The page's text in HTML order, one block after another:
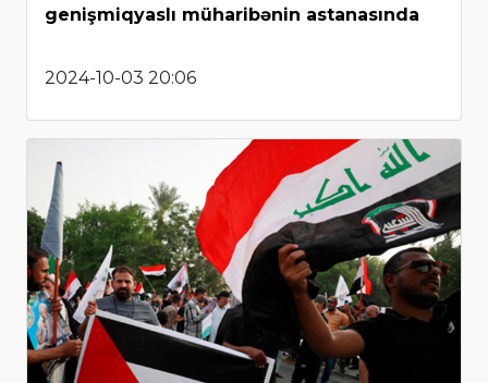
genişmiqyaslı müharibənin astanasında
2024-10-03 20:06